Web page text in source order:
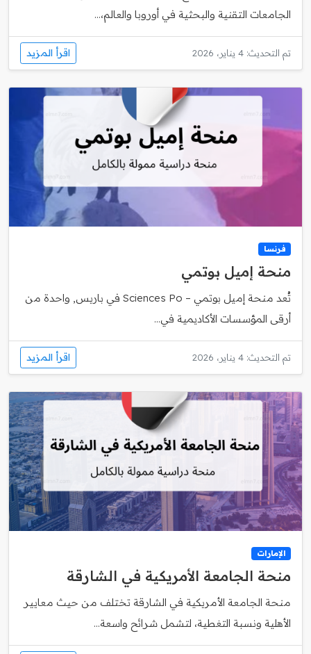
الجامعات التقنية والبحثية في أوروبا والعالم،...
تم التحديث: 4 يناير، 2026 اقرأ المزيد
فرنسا
منحة إميل بوتمي
تُعد منحة إميل بوتمي – Sciences Po في باريس, واحدة من
أرقى المؤسسات الأكاديمية في...
تم التحديث: 4 يناير، 2026 اقرأ المزيد
الإمارات
منحة الجامعة الأمريكية في الشارقة
منحة الجامعة الأمريكية في الشارقة تختلف من حيث معايير
الأهلية ونسبة التغطية، لتشمل شرائح واسعة...